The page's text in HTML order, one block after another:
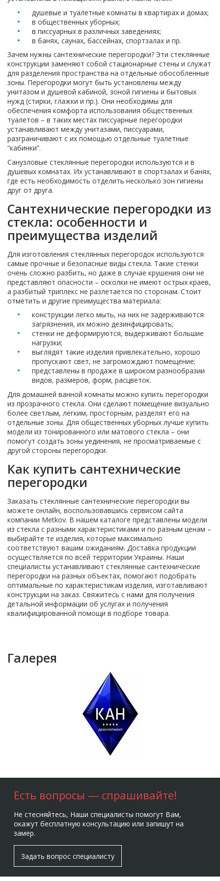
душевые и туалетные комнаты в квартирах и домах;
в общественных уборных;
в писсуарных в различных заведениях;
в банях, саунах, бассейнах, спортзалах и пр.
Зачем нужны сантехнические перегородки? Эти стеклянные
конструкции заменяют собой стационарные стены и служат
для разделения пространства на отдельные обособленные
зоны. Перегородки могут быть установлены между
унитазом и душевой кабиной, зоной гигиены и бытовых
нужд (стирки, глажки и пр.). Они необходимы для
обеспечения комфорта использования общественных
туалетов – в таких местах писсуарные перегородки
устанавливают между унитазами, писсуарами,
разграничивают с их помощью отдельные туалетные
“кабинки”.
Санузловые стеклянные перегородки используются и в
душевых комнатах. Их устанавливают в спортзалах и банях,
где есть необходимость отделить несколько зон гигиены
друг от друга.
Сантехнические перегородки из
стекла: особенности и
преимущества изделий
Для изготовления стеклянных перегородок используются
самые прочные и безопасные виды стекла. Такие стенки
очень сложно разбить, но даже в случае крушения они не
представляют опасности – осколки не имеют острых краев,
а разбитый триплекс не разлетается по сторонам. Стоит
отметить и другие преимущества материала:
конструкции легко мыть, на них не задерживаются
загрязнения, их можно дезинфицировать;
стенки не деформируются, выдерживают большие
нагрузки;
выглядят такие изделия привлекательно, хорошо
пропускают свет, не загромождают помещение;
представлены в продаже в широком разнообразии
видов, размеров, форм, расцветок.
Для домашней ванной комнаты можно купить перегородки
из прозрачного стекла. Они сделают помещение визуально
более светлым, легким, просторным, разделят его на
отдельные зоны. Для общественных уборных лучше купить
модели из тонированного или матового стекла – они
помогут создать зоны уединения, не просматриваемые с
другой стороны перегородки.
Как купить сантехнические
перегородки
Заказать стеклянные сантехнические перегородки вы
можете онлайн, воспользовавшись сервисом сайта
компании Metkov. В нашем каталоге представлены модели
из стекла с разными характеристиками и по разным ценам –
выбирайте те изделия, которые максимально
соответствуют вашим ожиданиям. Доставка продукции
осуществляется по всей территории Украины. Наши
специалисты устанавливают стеклянные сантехнические
перегородки на разных объектах, помогают подобрать
оптимальные по характеристикам изделия, изготавливают
конструкции на заказ. Свяжитесь с нами для получения
детальной информации об услугах и получения
квалифицированной помощи в подборе товара.
Галерея
Есть вопросы — спрашивайте!
Не стесняйтесь, Наши специалисты помогут Вам,
окажут бесплатную консультацию или запишут на
замер.
Задать вопрос специалисту